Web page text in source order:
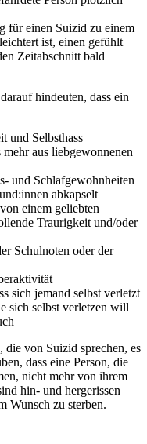
für einen Suizid zu einem
ist, einen gefühlt
Zeitabschnitt bald
hindeuten, dass ein
und Selbsthass
aus liebgewonnenen
und Schlafgewohnheiten
abkapselt
einem geliebten
Traurigkeit und/oder
Schulnoten oder der
sich jemand selbst verletzt
sich selbst verletzen will
die von Suizid sprechen, es
dass eine Person, die
nicht mehr von ihrem
hin- und hergerissen
Wunsch zu sterben.